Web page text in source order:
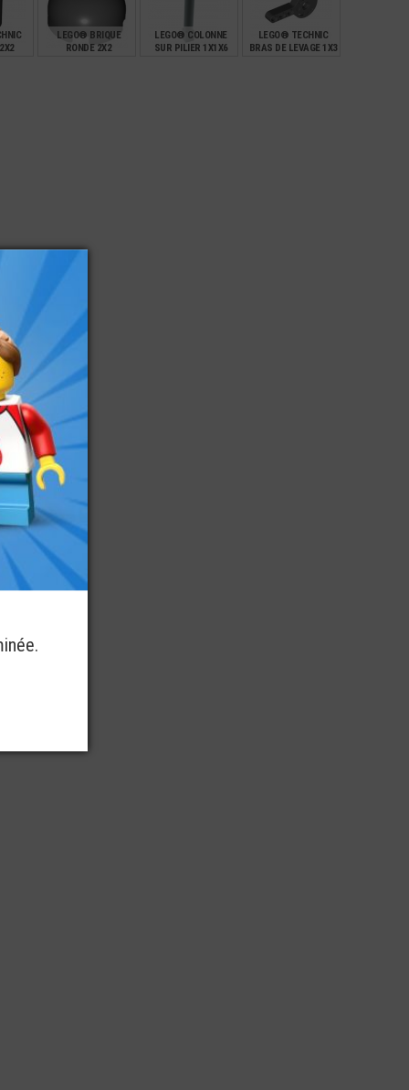
LEGO® BRIQUE
RONDE 2X2
LEGO® COLONNE
SUR PILIER 1X1X6
LEGO® TECHNIC
BRAS DE LEVAGE 1X3